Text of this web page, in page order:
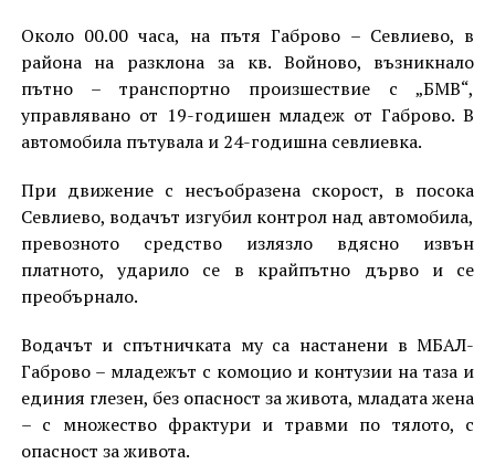
Около 00.00 часа, на пътя Габрово – Севлиево, в
района на разклона за кв. Войново, възникнало
пътно – транспортно произшествие с „БМВ“,
управлявано от 19-годишен младеж от Габрово. В
автомобила пътувала и 24-годишна севлиевка.
При движение с несъобразена скорост, в посока
Севлиево, водачът изгубил контрол над автомобила,
превозното средство излязло вдясно извън
платното, ударило се в крайпътно дърво и се
преобърнало.
Водачът и спътничката му са настанени в МБАЛ-
Габрово – младежът с комоцио и контузии на таза и
единия глезен, без опасност за живота, младата жена
– с множество фрактури и травми по тялото, с
опасност за живота.